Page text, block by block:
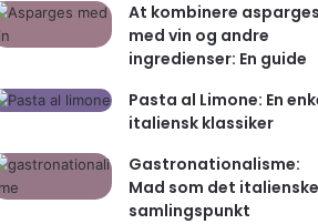
At kombinere asparges
med vin og andre
ingredienser: En guide
Pasta al Limone: En
italiensk klassiker
Gastronationalisme:
Mad som det italienske
samlingspunkt